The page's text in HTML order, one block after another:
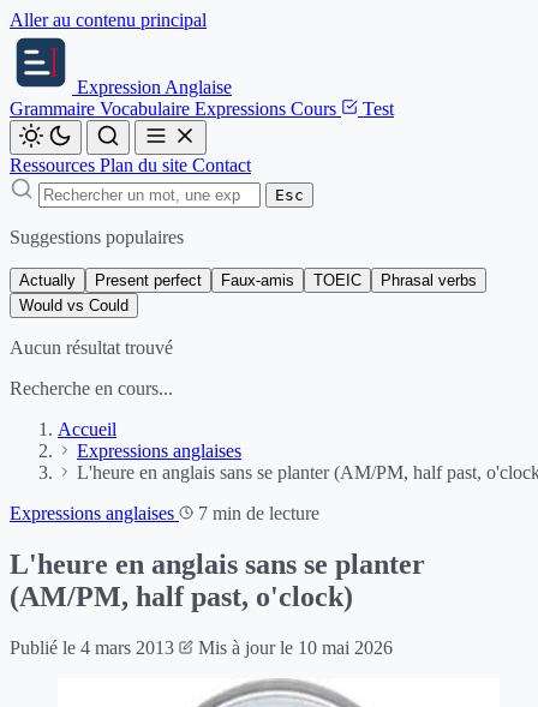
Aller au contenu principal
Expression Anglaise
Grammaire Vocabulaire Expressions Cours Test
Ressources Plan du site Contact
Esc
Suggestions populaires
Actually Present perfect Faux-amis TOEIC
Phrasal verbs
Would vs Could
Aucun résultat trouvé
Recherche en cours...
Accueil
Expressions anglaises
L'heure en anglais sans se planter (AM/PM, half past,
Expressions anglaises
7 min de lecture
L'heure en anglais sans se planter
(AM/PM, half past, o'clock)
Publié le 4 mars 2013 Mis à jour le 10 mai 2026